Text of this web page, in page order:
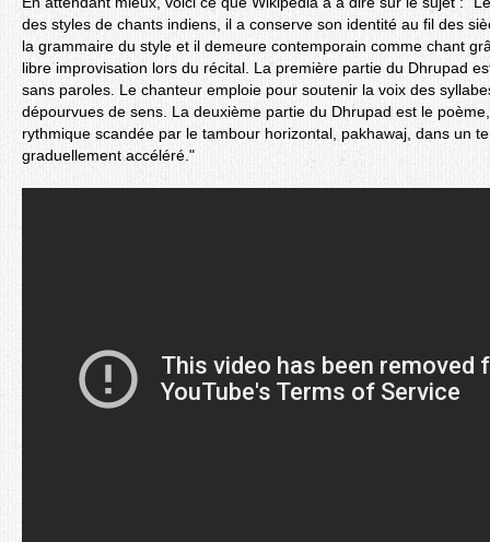
des styles de chants indiens, il a conserve son identité au fil des
la grammaire du style et il demeure contemporain comme chant
libre improvisation lors du récital. La première partie du Dhrupad
sans paroles. Le chanteur emploie pour soutenir la voix des
dépourvues de sens. La deuxième partie du Dhrupad est le
rythmique scandée par le tambour horizontal, pakhawaj, dans un
graduellement accéléré."